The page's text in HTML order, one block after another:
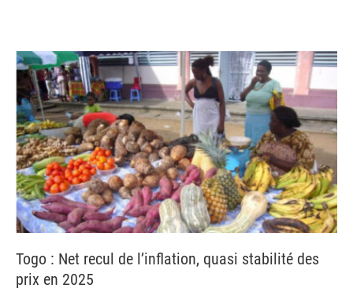
Togo : Net recul de l’inflation, quasi stabilité des
prix en 2025